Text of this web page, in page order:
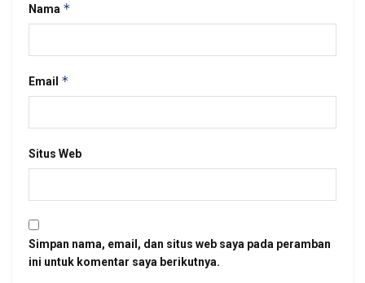
Nama *
Email *
Situs Web
Simpan nama, email, dan situs web saya pada peramban
ini untuk komentar saya berikutnya.